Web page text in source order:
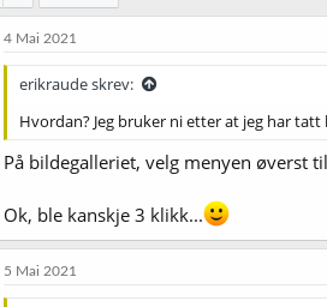
4 Mai 2021
erikraude skrev:
Hvordan? Jeg bruker ni etter at jeg har
På bildegalleriet, velg menyen øverst
Ok, ble kanskje 3 klikk...
5 Mai 2021